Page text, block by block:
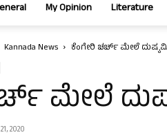
My Opinion Literature
Kannada News ಕೆಂಗೇರಿ ಚರ್ಚ್ ಮೇಲೆ
ಮೇಲೆ
2020